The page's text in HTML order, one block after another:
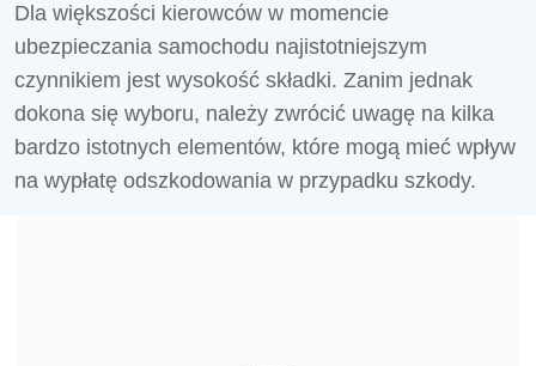
Dla większości kierowców w momencie
ubezpieczania samochodu najistotniejszym
czynnikiem jest wysokość składki. Zanim jednak
dokona się wyboru, należy zwrócić uwagę na kilka
bardzo istotnych elementów, które mogą mieć wpływ
na wypłatę odszkodowania w przypadku szkody.